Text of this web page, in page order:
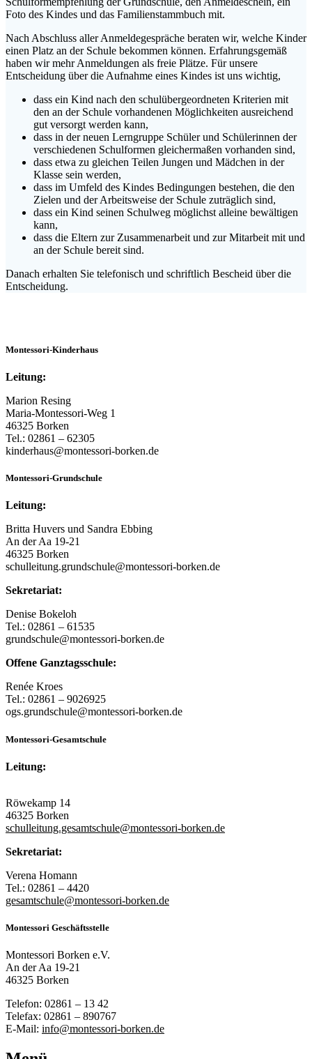
Foto des Kindes und das Familienstammbuch mit.
Nach Abschluss aller Anmeldegespräche beraten wir, welche Kinder
einen Platz an der Schule bekommen können. Erfahrungsgemäß
haben wir mehr Anmeldungen als freie Plätze. Für unsere
Entscheidung über die Aufnahme eines Kindes ist uns wichtig,
dass ein Kind nach den schulübergeordneten Kriterien mit
den an der Schule vorhandenen Möglichkeiten ausreichend
gut versorgt werden kann,
dass in der neuen Lerngruppe Schüler und Schülerinnen der
verschiedenen Schulformen gleichermaßen vorhanden sind,
dass etwa zu gleichen Teilen Jungen und Mädchen in der
Klasse sein werden,
dass im Umfeld des Kindes Bedingungen bestehen, die den
Zielen und der Arbeitsweise der Schule zuträglich sind,
dass ein Kind seinen Schulweg möglichst alleine bewältigen
kann,
dass die Eltern zur Zusammenarbeit und zur Mitarbeit mit und
an der Schule bereit sind.
Danach erhalten Sie telefonisch und schriftlich Bescheid über die
Entscheidung.
Montessori-Kinderhaus
Leitung:
Marion Resing
Maria-Montessori-Weg 1
46325 Borken
Tel.: 02861 – 62305
kinderhaus@montessori-borken.de
Montessori-Grundschule
Leitung:
Britta Huvers und Sandra Ebbing
An der Aa 19-21
46325 Borken
schulleitung.grundschule@montessori-borken.de
Sekretariat:
Denise Bokeloh
Tel.: 02861 – 61535
grundschule@montessori-borken.de
Offene Ganztagsschule:
Renée Kroes
Tel.: 02861 – 9026925
ogs.grundschule@montessori-borken.de
Montessori-Gesamtschule
Leitung:
Röwekamp 14
46325 Borken
schulleitung.gesamtschule@montessori-borken.de
Sekretariat:
Verena Homann
Tel.: 02861 – 4420
gesamtschule@montessori-borken.de
Montessori Geschäftsstelle
Montessori Borken e.V.
An der Aa 19-21
46325 Borken
Telefon: 02861 – 13 42
Telefax: 02861 – 890767
E-Mail: info@montessori-borken.de